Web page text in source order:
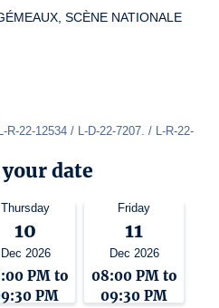
SCÈNE NATIONALE
R-22-12534 / L-D-22-7207. / L-R-22-
date
Thursday
10
Dec 2026
PM to
PM
Friday
11
Dec 2026
08:00 PM to
09:30 PM